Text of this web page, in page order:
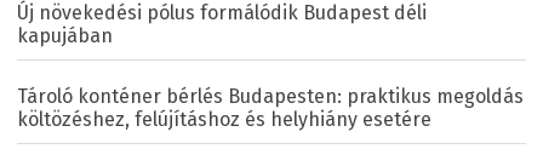
Új növekedési pólus formálódik Budapest déli
kapujában
Tároló konténer bérlés Budapesten: praktikus megoldás
költözéshez, felújításhoz és helyhiány esetére